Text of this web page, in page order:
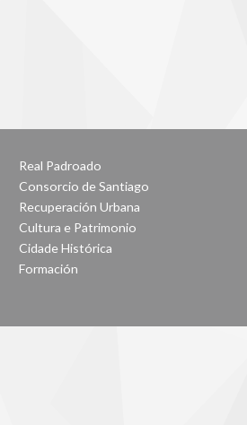
Real Padroado
Consorcio de Santiago
Recuperación Urbana
Cultura e Patrimonio
Cidade Histórica
Formación